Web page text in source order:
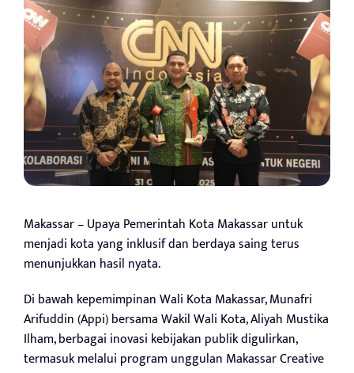
Makassar – Upaya Pemerintah Kota Makassar untuk
menjadi kota yang inklusif dan berdaya saing terus
menunjukkan hasil nyata.
Di bawah kepemimpinan Wali Kota Makassar, Munafri
Arifuddin (Appi) bersama Wakil Wali Kota, Aliyah Mustika
Ilham, berbagai inovasi kebijakan publik digulirkan,
termasuk melalui program unggulan Makassar Creative